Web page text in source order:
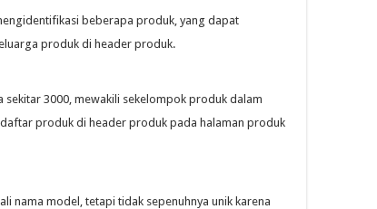
beberapa produk, yang dapat
produk di header produk.
3000, mewakili sekelompok produk dalam
produk di header produk pada halaman produk
nama model, tetapi tidak sepenuhnya unik karena